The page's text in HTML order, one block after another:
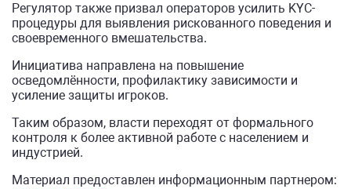
Регулятор также призвал операторов усилить KYC-
процедуры для выявления рискованного поведения и
своевременного вмешательства.
Инициатива направлена на повышение
осведомлённости, профилактику зависимости и
усиление защиты игроков.
Таким образом, власти переходят от формального
контроля к более активной работе с населением и
индустрией.
Материал предоставлен информационным партнером: